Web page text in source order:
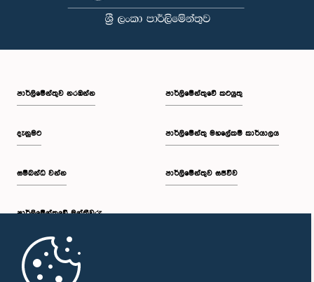
පාර්ලි‌මේන්තුව නරඹන්න
දැනුමට
සම්බන්ධ වන්න
පාර්ලි‌මේන්තුවේ මන්ත්‍රීවරු
මුල් පිටුව
පාර්ලිමේන්තුවේ කටයුතු
පාර්ලිමේන්තු මහලේකම් කාර්යාලය
පාර්ලිමේන්තුව සජීවීව